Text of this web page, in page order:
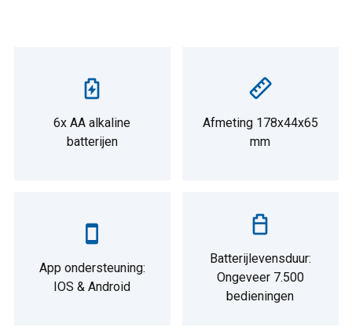
6x AA alkaline
batterijen
Afmeting 178x44x65
mm
App ondersteuning:
IOS & Android
Batterijlevensduur:
Ongeveer 7.500
bedieningen